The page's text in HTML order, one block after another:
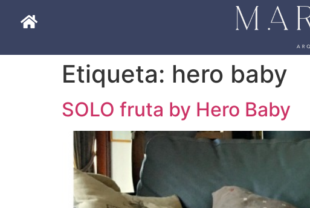
Etiqueta: hero baby
SOLO fruta by Hero Baby